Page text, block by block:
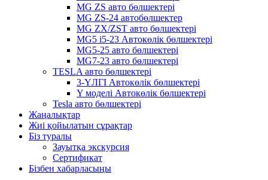
MG ZS авто бөлшектері
MG ZS-24 автобөлшектер
MG ZX/ZST авто бөлшектері
MG5 i5-23 Автокөлік бөлшектері
MG5-25 авто бөлшектері
MG7-23 авто бөлшектері
TESLA авто бөлшектері
3-ҮЛГІ Автокөлік бөлшектері
Y моделі Автокөлік бөлшектері
Tesla авто бөлшектері
Жаңалықтар
Жиі қойылатын сұрақтар
Біз туралы
Зауытқа экскурсия
Сертификат
Бізбен хабарласыңы